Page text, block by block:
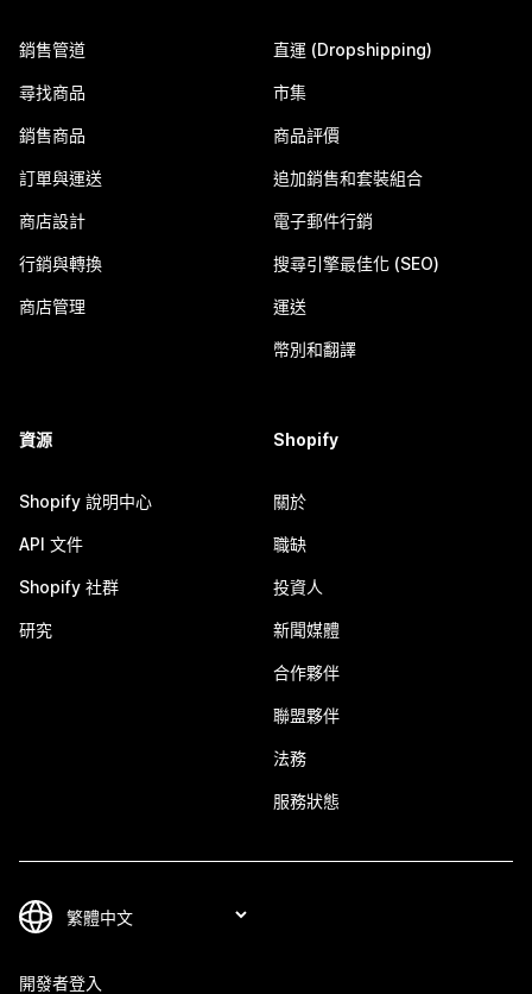
銷售管道
尋找商品
銷售商品
訂單與運送
商店設計
行銷與轉換
商店管理
直運 (Dropshipping)
市集
商品評價
追加銷售和套裝組合
電子郵件行銷
搜尋引擎最佳化 (SEO)
運送
幣別和翻譯
資源
Shopify 說明中心
API 文件
Shopify 社群
研究
Shopify
關於
職缺
投資人
新聞媒體
合作夥伴
聯盟夥伴
法務
服務狀態
開發者登入